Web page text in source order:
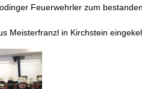
Feuerwehrler zum
Meisterfranzl in Kirchstein